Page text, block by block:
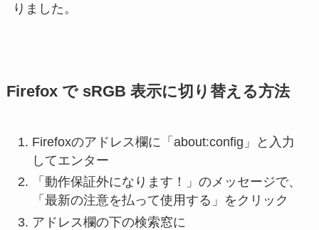
りました。
Firefox で sRGB 表示に切り替える方法
Firefoxのアドレス欄に「about:config」と入力
してエンター
「動作保証外になります！」のメッセージで、
「最新の注意を払って使用する」をクリック
アドレス欄の下の検索窓に